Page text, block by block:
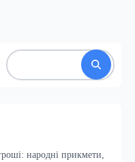
народні прикмети,